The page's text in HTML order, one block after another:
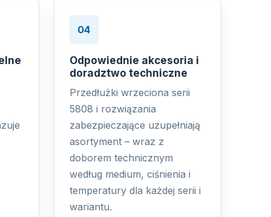
04
Odpowiednie akcesoria i
doradztwo techniczne
Przedłużki wrzeciona serii
5808 i rozwiązania
zabezpieczające uzupełniają
asortyment – wraz z
doborem technicznym
według medium, ciśnienia i
temperatury dla każdej serii i
wariantu.